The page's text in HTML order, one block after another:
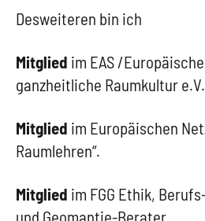
Desweiteren bin ich
Mitglied im EAS /
ganzheitliche Raumkultur e.V.
Mitglied im Europäischen
Raumlehren“.
Mitglied im FGG Ethik,
und Geomantie-Berater